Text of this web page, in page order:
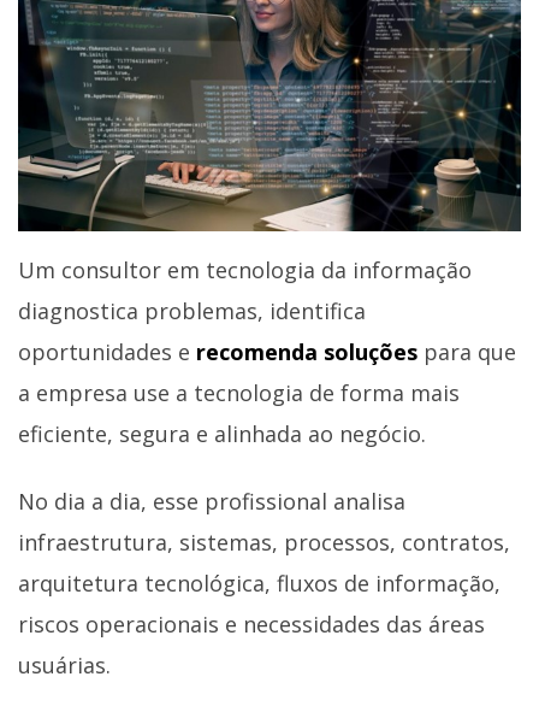
Um consultor em tecnologia da informação
diagnostica problemas, identifica
oportunidades e recomenda soluções para que
a empresa use a tecnologia de forma mais
eficiente, segura e alinhada ao negócio.
No dia a dia, esse profissional analisa
infraestrutura, sistemas, processos, contratos,
arquitetura tecnológica, fluxos de informação,
riscos operacionais e necessidades das áreas
usuárias.